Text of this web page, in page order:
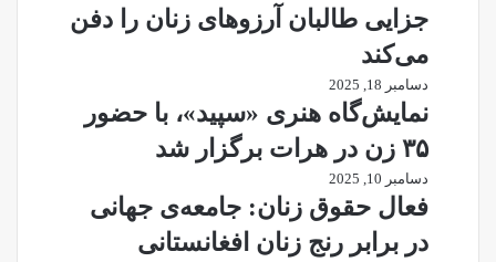
جزایی طالبان آرزوهای زنان را دفن
می‌کند
دسامبر 18, 2025
نمایش‌گاه هنری «سپید»، با حضور
۳۵ زن در هرات برگزار شد
دسامبر 10, 2025
فعال حقوق زنان: جامعه‌ی جهانی
در برابر رنج زنان افغانستانی